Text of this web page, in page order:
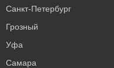
Санкт-Петербург
Грозный
Уфа
Самара